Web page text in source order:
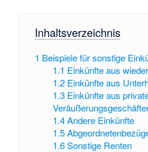
Inhaltsverzeichnis
1 Beispiele für sonstige
1.1 Einkünfte aus
1.2 Einkünfte aus
1.3 Einkünfte aus
1.4 Andere Einkünfte
1.5
1.6 Sonstige Renten